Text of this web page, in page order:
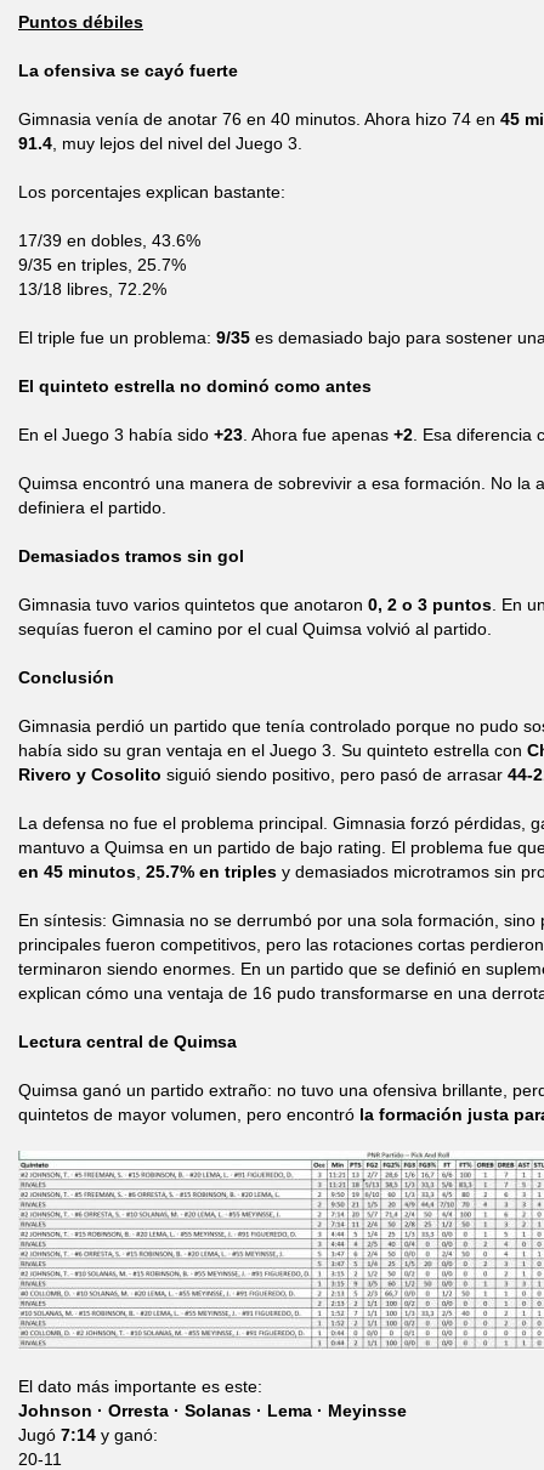
Puntos débiles
La ofensiva se cayó fuerte
Gimnasia venía de anotar 76 en 40 minutos. Ahora hizo 74 en 45
91.4 , muy lejos del nivel del Juego 3.
Los porcentajes explican bastante:
17/39 en dobles, 43.6%
9/35 en triples, 25.7%
13/18 libres, 72.2%
El triple fue un problema: 9/35 es demasiado bajo para sostener
El quinteto estrella no dominó como antes
En el Juego 3 había sido +23 . Ahora fue apenas +2 . Esa diferencia
Quimsa encontró una manera de sobrevivir a esa formación. No la
definiera el partido.
Demasiados tramos sin gol
Gimnasia tuvo varios quintetos que anotaron 0, 2 o 3 puntos . En
sequías fueron el camino por el cual Quimsa volvió al partido.
Conclusión
Gimnasia perdió un partido que tenía controlado porque no pudo
había sido su gran ventaja en el Juego 3. Su quinteto estrella con
Rivero y Cosolito siguió siendo positivo, pero pasó de arrasar 44-
La defensa no fue el problema principal. Gimnasia forzó pérdidas,
mantuvo a Quimsa en un partido de bajo rating. El problema fue
en 45 minutos 25.7% en triples y demasiados microtramos sin
En síntesis: Gimnasia no se derrumbó por una sola formación,
principales fueron competitivos, pero las rotaciones cortas
terminaron siendo enormes. En un partido que se definió en
explican cómo una ventaja de 16 pudo transformarse en una
Lectura central de Quimsa
Quimsa ganó un partido extraño: no tuvo una ofensiva brillante,
quintetos de mayor volumen, pero encontró la formación justa
El dato más importante es este:
Johnson · Orresta · Solanas · Lema · Meyinsse
Jugó 7:14 y ganó:
20-11